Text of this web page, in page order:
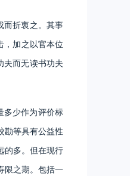
而折衷之。其事
，加之以官本位
夫而无读书功夫
少作为评价标
勘等具有公益性
的多。但在现行
限之期。包括一